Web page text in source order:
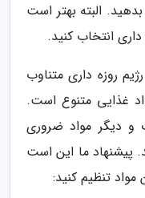
البته بهتر است
داری انتخاب کنید.
روزه داری متناوب
غذایی متنوع است.
و دیگر مواد ضروری
کنید. پیشنهاد ما این است
مواد تنظیم کنید: